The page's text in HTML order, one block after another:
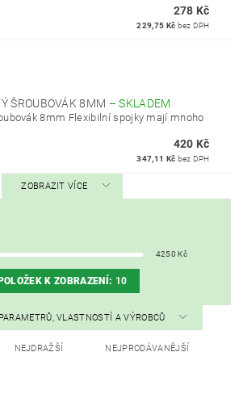
278 Kč
229,75 Kč bez DPH
ŠROUBOVÁK 8MM –SKLADEM
8mm Flexibilní spojky mají mnoho
420 Kč
347,11 Kč bez DPH
ZOBRAZIT VÍCE
4250 Kč
POLOŽEK K ZOBRAZENÍ: 10
VLASTNOSTÍ A VÝROBCŮ
NEJDRAŽŠÍ NEJPRODÁVANĚJŠÍ